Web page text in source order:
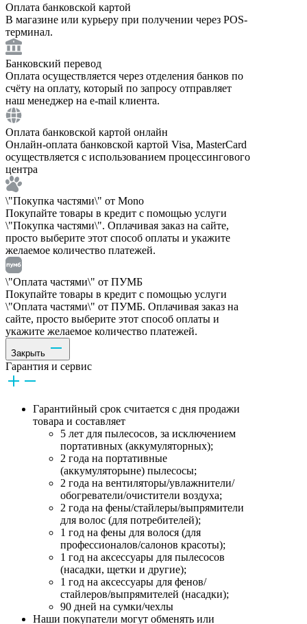
Оплата банковской картой
В магазине или курьеру при получении через POS-
терминал.
Банковский перевод
Оплата осуществляется через отделения банков по
счёту на оплату, который по запросу отправляет
наш менеджер на e-mail клиента.
Оплата банковской картой онлайн
Онлайн-оплата банковской картой Visa, MasterCard
осуществляется с использованием процессингового
центра
\"Покупка частями\" от Mono
Покупайте товары в кредит с помощью услуги
\"Покупка частями\". Оплачивая заказ на сайте,
просто выберите этот способ оплаты и укажите
желаемое количество платежей.
\"Оплата частями\" от ПУМБ
Покупайте товары в кредит с помощью услуги
\"Оплата частями\" от ПУМБ. Оплачивая заказ на
сайте, просто выберите этот способ оплаты и
укажите желаемое количество платежей.
Закрыть
Гарантия и сервис
Гарантийный срок считается с дня продажи
товара и составляет
5 лет для пылесосов, за исключением
портативных (аккумуляторных);
2 года на портативные
(аккумуляторыне) пылесосы;
2 года на вентиляторы/увлажнители/
обогреватели/очистители воздуха;
2 года на фены/стайлеры/выпрямители
для волос (для потребителей);
1 год на фены для волося (для
профессионалов/салонов красоты);
1 год на аксессуары для пылесосов
(насадки, щетки и другие);
1 год на аксессуары для фенов/
стайлеров/выпрямителей (насадки);
90 дней на сумки/чехлы
Наши покупатели могут обменять или